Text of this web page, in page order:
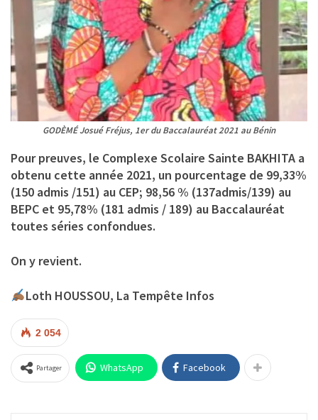
GODÈMÉ Josué Fréjus, 1er du Baccalauréat 2021 au Bénin
Pour preuves, le Complexe Scolaire Sainte BAKHITA a
obtenu cette année 2021, un pourcentage de 99,33%
(150 admis /151) au CEP; 98,56 % (137admis/139) au
BEPC et 95,78% (181 admis / 189) au Baccalauréat
toutes séries confondues.
On y revient.
Loth HOUSSOU, La Tempête Infos
2 054
Partager WhatsApp Facebook